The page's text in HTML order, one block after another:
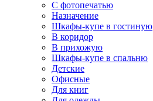
С фотопечатью
Назначение
Шкафы-купе в гостиную
В коридор
В прихожую
Шкафы-купе в спальню
Детские
Офисные
Для книг